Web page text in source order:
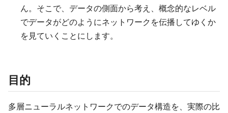
ん。そこで、データの側面から考え、概念的なレベル
でデータがどのようにネットワークを伝播してゆくか
を見ていくことにします。
目的
多層ニューラルネットワークでのデータ構造を、実際の比